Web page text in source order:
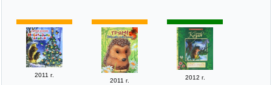
2011 г.
2011 г.
2012 г.